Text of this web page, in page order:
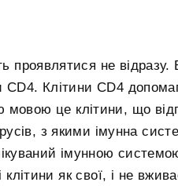
проявлятися не
CD4. Клітини CD4
це клітини, що
з якими імунна
імунною
як свої, і не